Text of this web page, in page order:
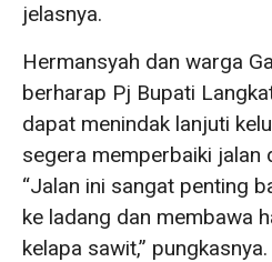
jelasnya.
Hermansyah dan warga
berharap Pj Bupati
dapat menindak lanjuti
segera memperbaiki jalan
“Jalan ini sangat penting
ke ladang dan membawa
kelapa sawit,” pungkasnya.